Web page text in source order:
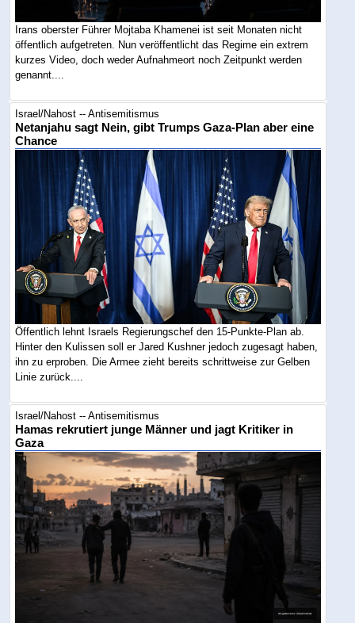
Irans oberster Führer Mojtaba Khamenei ist seit Monaten nicht
öffentlich aufgetreten. Nun veröffentlicht das Regime ein extrem
kurzes Video, doch weder Aufnahmeort noch Zeitpunkt werden
genannt....
Israel/Nahost -- Antisemitismus
Netanjahu sagt Nein, gibt Trumps Gaza-Plan aber eine
Chance
Öffentlich lehnt Israels Regierungschef den 15-Punkte-Plan ab.
Hinter den Kulissen soll er Jared Kushner jedoch zugesagt haben,
ihn zu erproben. Die Armee zieht bereits schrittweise zur Gelben
Linie zurück....
Israel/Nahost -- Antisemitismus
Hamas rekrutiert junge Männer und jagt Kritiker in
Gaza